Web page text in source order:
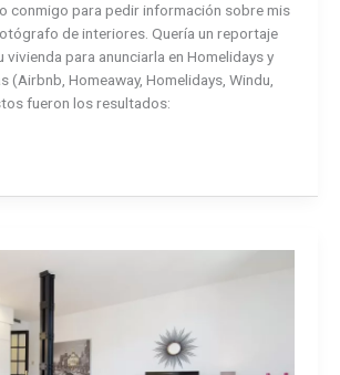
conmigo para pedir información sobre mis
de interiores. Quería un reportaje
para anunciarla en Homelidays y
(Airbnb, Homeaway, Homelidays, Windu,
fueron los resultados: